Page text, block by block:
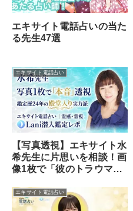
エキサイト電話占いの当た
る先生47選
エキサイト電話占い
【写真透視】エキサイト水
希先生に片思いを相談！画
像1枚で「彼のトラウマ」
エキサイト電話占い